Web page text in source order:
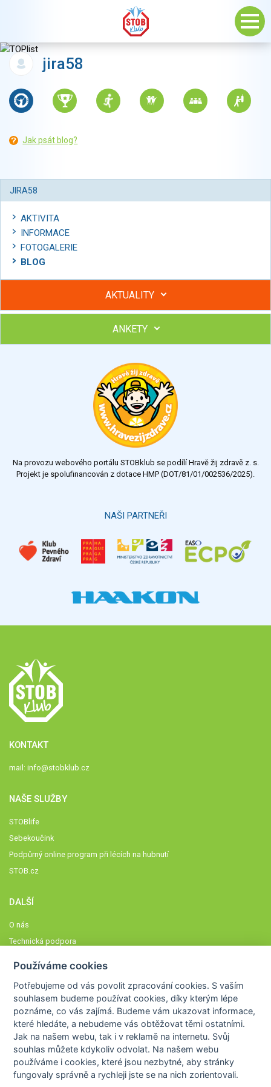
jira58
Jak psát blog?
JIRA58
AKTIVITA
INFORMACE
FOTOGALERIE
BLOG
AKTUALITY
Hubněte s podporou lektorky a skupiny v kurzech STOBu
Chcete poradit s hubnutím? Najděte si odborníka STOBu ve
ANKETY
Výsledky Všechny ankety
Na provozu webového portálu STOBklub se podílí Hravě žij zdravě z. s.
Projekt je spolufinancován z dotace HMP (DOT/81/01/002536/2025).
NAŠI PARTNEŘI
KONTAKT
mail: info@stobklub.cz
NAŠE SLUŽBY
STOBlife
Sebekoučink
Podpůrný online program při lécích na hubnutí
STOB.cz
DALŠÍ
O nás
Technická podpora
Členové STOBklubu
Zásady nakládání s osobními údaji
Otestujte se
Spočítejte si
Výzva 52
Používáme cookies
Potřebujeme od vás povolit zpracování cookies. S vaším
souhlasem budeme používat cookies, díky kterým lépe
poznáme,co vás zajímá. Budeme vám ukazovat informace,
které hledáte, a nebudeme vás obtěžovat těmi ostatními.
Jak na našem webu, tak i v reklamě na internetu. Svůj
souhlas můžete kdykoliv odvolat. Na našem webu
používáme i cookies, které jsou nezbytné, aby stránky
fungovaly správně a rychleji jste se na nich zorientovali.